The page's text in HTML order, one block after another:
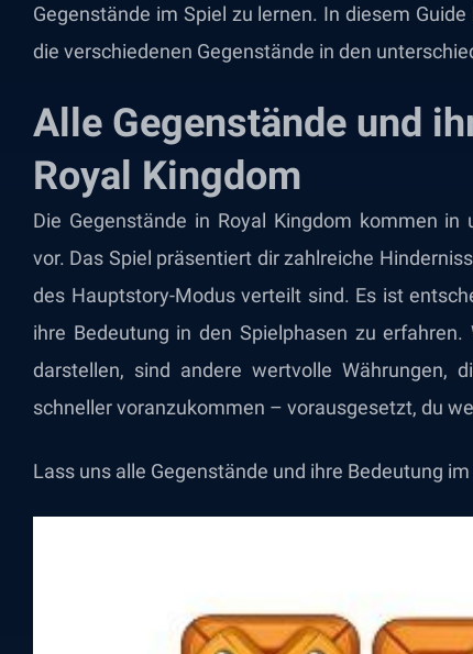
Gegenstände im Spiel zu lernen. In diesem
die verschiedenen Gegenstände in den
Alle Gegenstände und
Royal Kingdom
Die Gegenstände in Royal Kingdom kommen in
vor. Das Spiel präsentiert dir zahlreiche
des Hauptstory-Modus verteilt sind. Es ist
ihre Bedeutung in den Spielphasen zu
darstellen, sind andere wertvolle Währungen,
schneller voranzukommen – vorausgesetzt, du
Lass uns alle Gegenstände und ihre Bedeutung